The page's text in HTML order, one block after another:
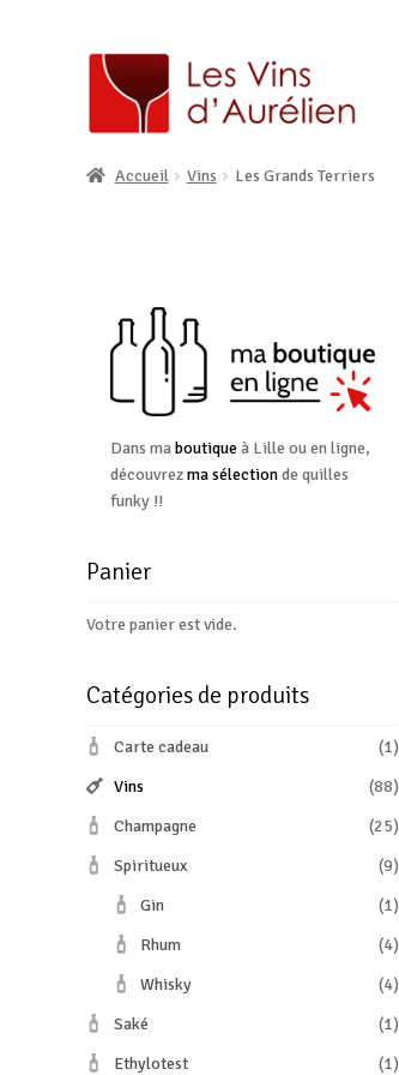
Accueil Vins Les Grands Terriers
Dans maboutiqueà Lille ou en ligne,
découvrezma sélectionde quilles
funky !!
Panier
Votre panier est vide.
Catégories de produits
Carte cadeau
(1)
Vins
(88)
Champagne
(25)
Spiritueux
(9)
Gin
(1)
Rhum
(4)
Whisky
(4)
Saké
(1)
Ethylotest
(1)